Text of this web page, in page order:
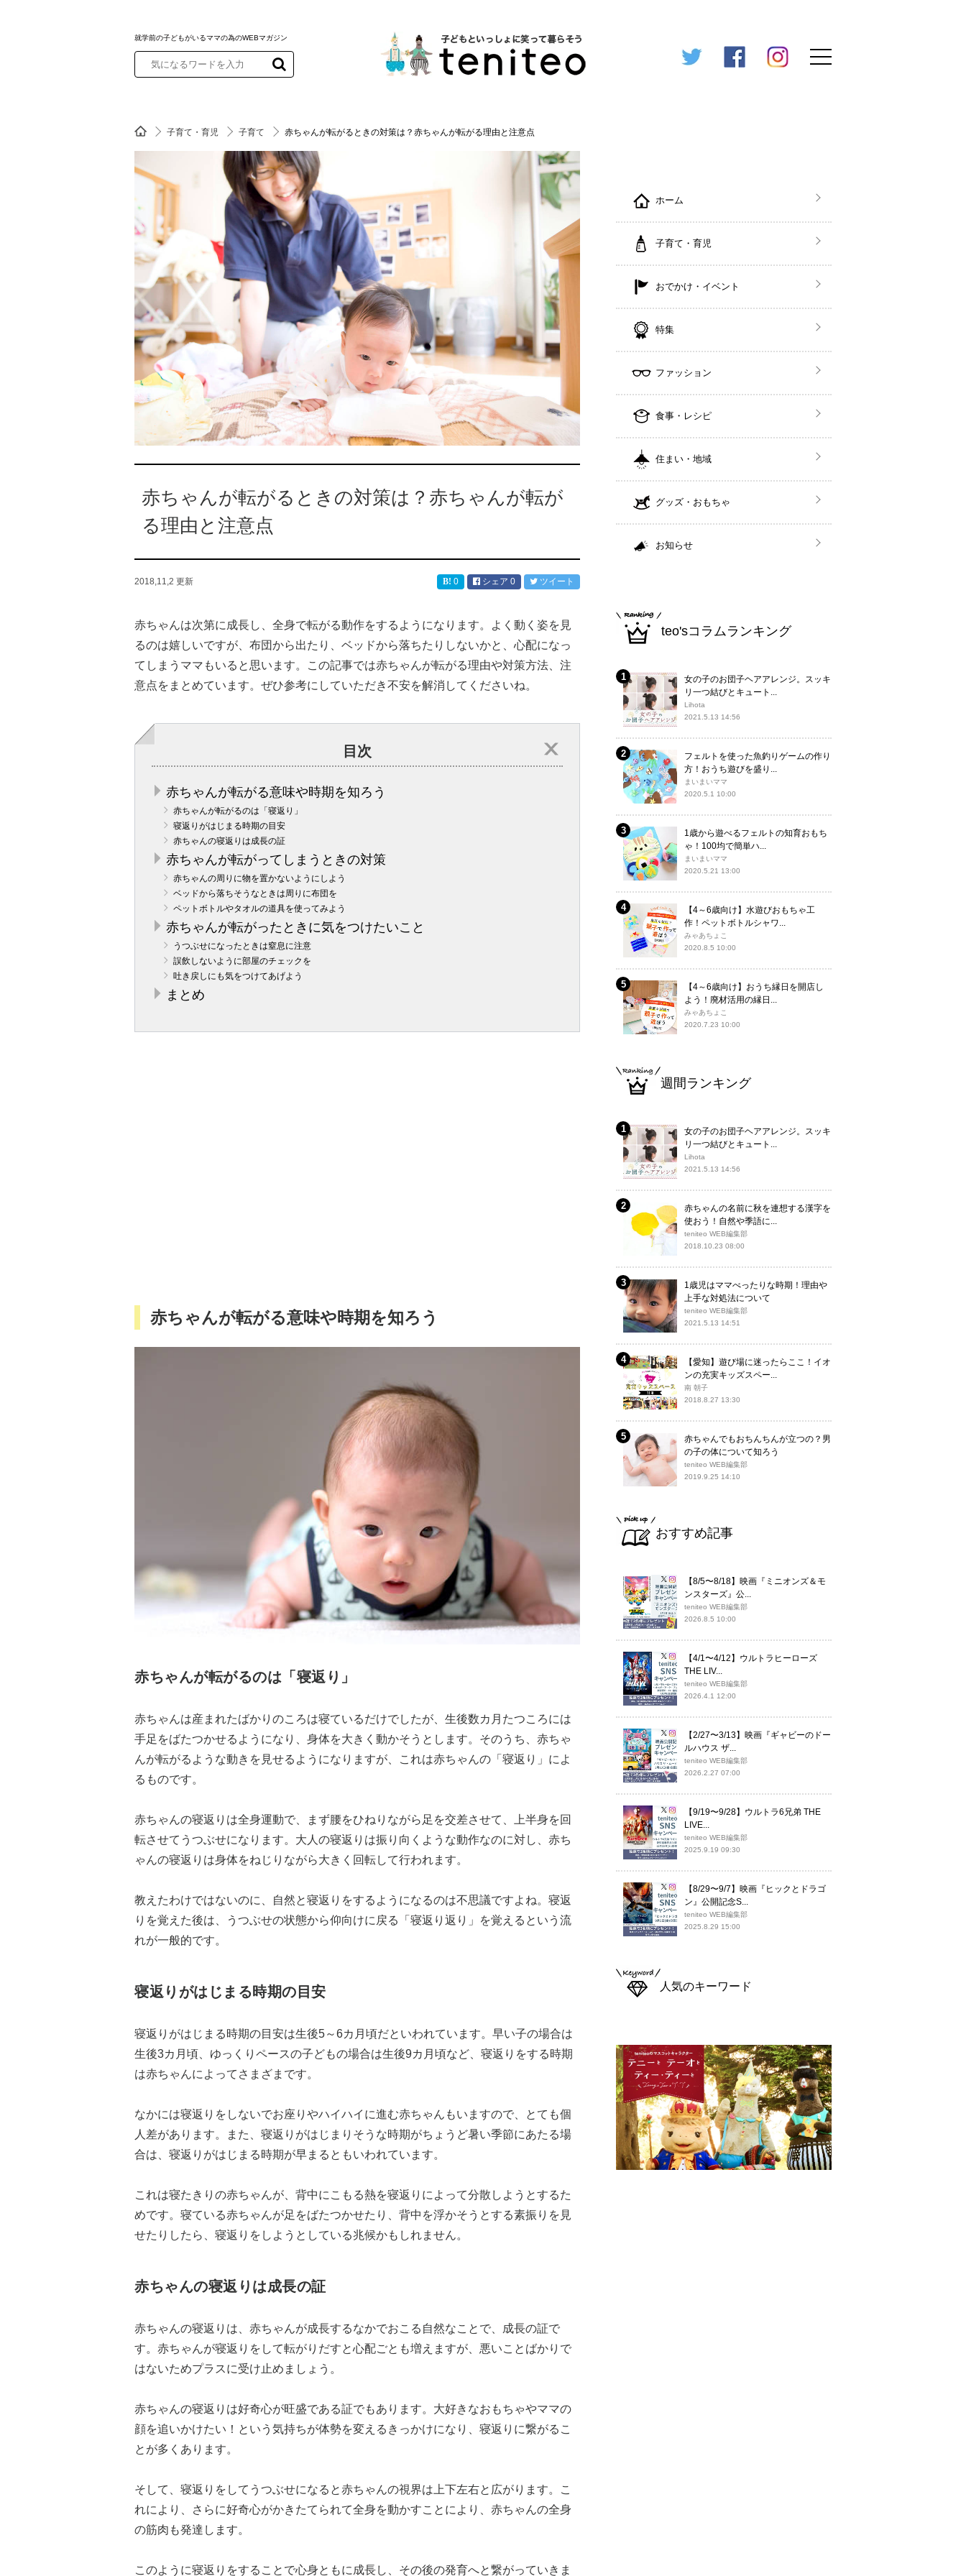
就学前の子どもがいるママの為のWEBマガジン
子育て・育児 子育て 赤ちゃんが転がるときの対策は？赤ちゃんが転がる理由と注意点
赤ちゃんが転がるときの対策は？赤ちゃんが転が
る理由と注意点
2018,11,2 更新 0 シェア 0 ツイート
赤ちゃんは次第に成長し、全身で転がる動作をするようになります。よく動く姿を見
るのは嬉しいですが、布団から出たり、ベッドから落ちたりしないかと、心配になっ
てしまうママもいると思います。この記事では赤ちゃんが転がる理由や対策方法、注
意点をまとめています。ぜひ参考にしていただき不安を解消してくださいね。
目次
赤ちゃんが転がる意味や時期を知ろう
赤ちゃんが転がるのは「寝返り」
寝返りがはじまる時期の目安
赤ちゃんの寝返りは成長の証
赤ちゃんが転がってしまうときの対策
赤ちゃんの周りに物を置かないようにしよう
ベッドから落ちそうなときは周りに布団を
ペットボトルやタオルの道具を使ってみよう
赤ちゃんが転がったときに気をつけたいこと
うつぶせになったときは窒息に注意
誤飲しないように部屋のチェックを
吐き戻しにも気をつけてあげよう
まとめ
赤ちゃんが転がる意味や時期を知ろう
赤ちゃんが転がるのは「寝返り」
赤ちゃんは産まれたばかりのころは寝ているだけでしたが、生後数カ月たつころには
手足をばたつかせるようになり、身体を大きく動かそうとします。そのうち、赤ちゃ
んが転がるような動きを見せるようになりますが、これは赤ちゃんの「寝返り」によ
るものです。
赤ちゃんの寝返りは全身運動で、まず腰をひねりながら足を交差させて、上半身を回
転させてうつぶせになります。大人の寝返りは振り向くような動作なのに対し、赤ち
ゃんの寝返りは身体をねじりながら大きく回転して行われます。
教えたわけではないのに、自然と寝返りをするようになるのは不思議ですよね。寝返
りを覚えた後は、うつぶせの状態から仰向けに戻る「寝返り返り」を覚えるという流
れが一般的です。
寝返りがはじまる時期の目安
寝返りがはじまる時期の目安は生後5～6カ月頃だといわれています。早い子の場合は
生後3カ月頃、ゆっくりペースの子どもの場合は生後9カ月頃など、寝返りをする時期
は赤ちゃんによってさまざまです。
なかには寝返りをしないでお座りやハイハイに進む赤ちゃんもいますので、とても個
人差があります。また、寝返りがはじまりそうな時期がちょうど暑い季節にあたる場
合は、寝返りがはじまる時期が早まるともいわれています。
これは寝たきりの赤ちゃんが、背中にこもる熱を寝返りによって分散しようとするた
めです。寝ている赤ちゃんが足をばたつかせたり、背中を浮かそうとする素振りを見
せたりしたら、寝返りをしようとしている兆候かもしれません。
赤ちゃんの寝返りは成長の証
赤ちゃんの寝返りは、赤ちゃんが成長するなかでおこる自然なことで、成長の証で
す。赤ちゃんが寝返りをして転がりだすと心配ごとも増えますが、悪いことばかりで
はないためプラスに受け止めましょう。
赤ちゃんの寝返りは好奇心が旺盛である証でもあります。大好きなおもちゃやママの
顔を追いかけたい！という気持ちが体勢を変えるきっかけになり、寝返りに繋がるこ
とが多くあります。
そして、寝返りをしてうつぶせになると赤ちゃんの視界は上下左右と広がります。こ
れにより、さらに好奇心がかきたてられて全身を動かすことにより、赤ちゃんの全身
の筋肉も発達します。
このように寝返りをすることで心身ともに成長し、その後の発育へと繋がっていきま
ホーム
子育て・育児
おでかけ・イベント
特集
ファッション
食事・レシピ
住まい・地域
グッズ・おもちゃ
お知らせ
teo'sコラムランキング
女の子のお団子ヘアアレンジ。スッキ
リ一つ結びとキュート...
Lihota
2021.5.13 14:56
フェルトを使った魚釣りゲームの作り
方！おうち遊びを盛り...
まいまいママ
2020.5.1 10:00
1歳から遊べるフェルトの知育おもち
ゃ！100均で簡単ハ...
まいまいママ
2020.5.21 13:00
【4～6歳向け】水遊びおもちゃ工
作！ペットボトルシャワ...
みゃあちょこ
2020.8.5 10:00
【4～6歳向け】おうち縁日を開店し
よう！廃材活用の縁日...
みゃあちょこ
2020.7.23 10:00
週間ランキング
女の子のお団子ヘアアレンジ。スッキ
リ一つ結びとキュート...
Lihota
2021.5.13 14:56
赤ちゃんの名前に秋を連想する漢字を
使おう！自然や季語に...
teniteo WEB編集部
2018.10.23 08:00
1歳児はママべったりな時期！理由や
上手な対処法について
teniteo WEB編集部
2021.5.13 14:51
【愛知】遊び場に迷ったらここ！イオ
ンの充実キッズスペー...
南 朝子
2018.8.27 13:30
赤ちゃんでもおちんちんが立つの？男
の子の体について知ろう
teniteo WEB編集部
2019.9.25 14:10
おすすめ記事
【8/5〜8/18】映画『ミニオンズ＆モ
ンスターズ』公...
teniteo WEB編集部
2026.8.5 10:00
【4/1〜4/12】ウルトラヒーローズ
THE LIV...
teniteo WEB編集部
2026.4.1 12:00
【2/27〜3/13】映画『ギャビーのドー
ルハウス ザ...
teniteo WEB編集部
2026.2.27 07:00
【9/19〜9/28】ウルトラ6兄弟 THE
LIVE...
teniteo WEB編集部
2025.9.19 09:30
【8/29〜9/7】映画『ヒックとドラゴ
ン』公開記念S...
teniteo WEB編集部
2025.8.29 15:00
人気のキーワード